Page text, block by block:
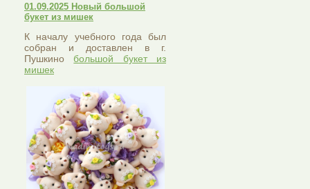
01.09.2025 Новый большой
букет из мишек
К началу учебного года был
собран и доставлен в г.
Пушкинобольшой букет из
мишек